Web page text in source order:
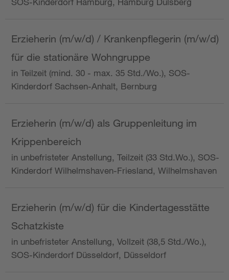
Erzieherin (m/w/d) / Krankenpflegerin (m/w/d)
für die stationäre Wohngruppe
in Teilzeit (mind. 30 - max. 35 Std./Wo.), SOS-
Kinderdorf Sachsen-Anhalt, Bernburg
Erzieherin (m/w/d) als Gruppenleitung im
Krippenbereich
in unbefristeter Anstellung, Teilzeit (33 Std.Wo.), SOS-
Kinderdorf Wilhelmshaven-Friesland, Wilhelmshaven
Erzieherin (m/w/d) für die Kindertagesstätte
Schatzkiste
in unbefristeter Anstellung, Vollzeit (38,5 Std./Wo.),
SOS-Kinderdorf Düsseldorf, Düsseldorf